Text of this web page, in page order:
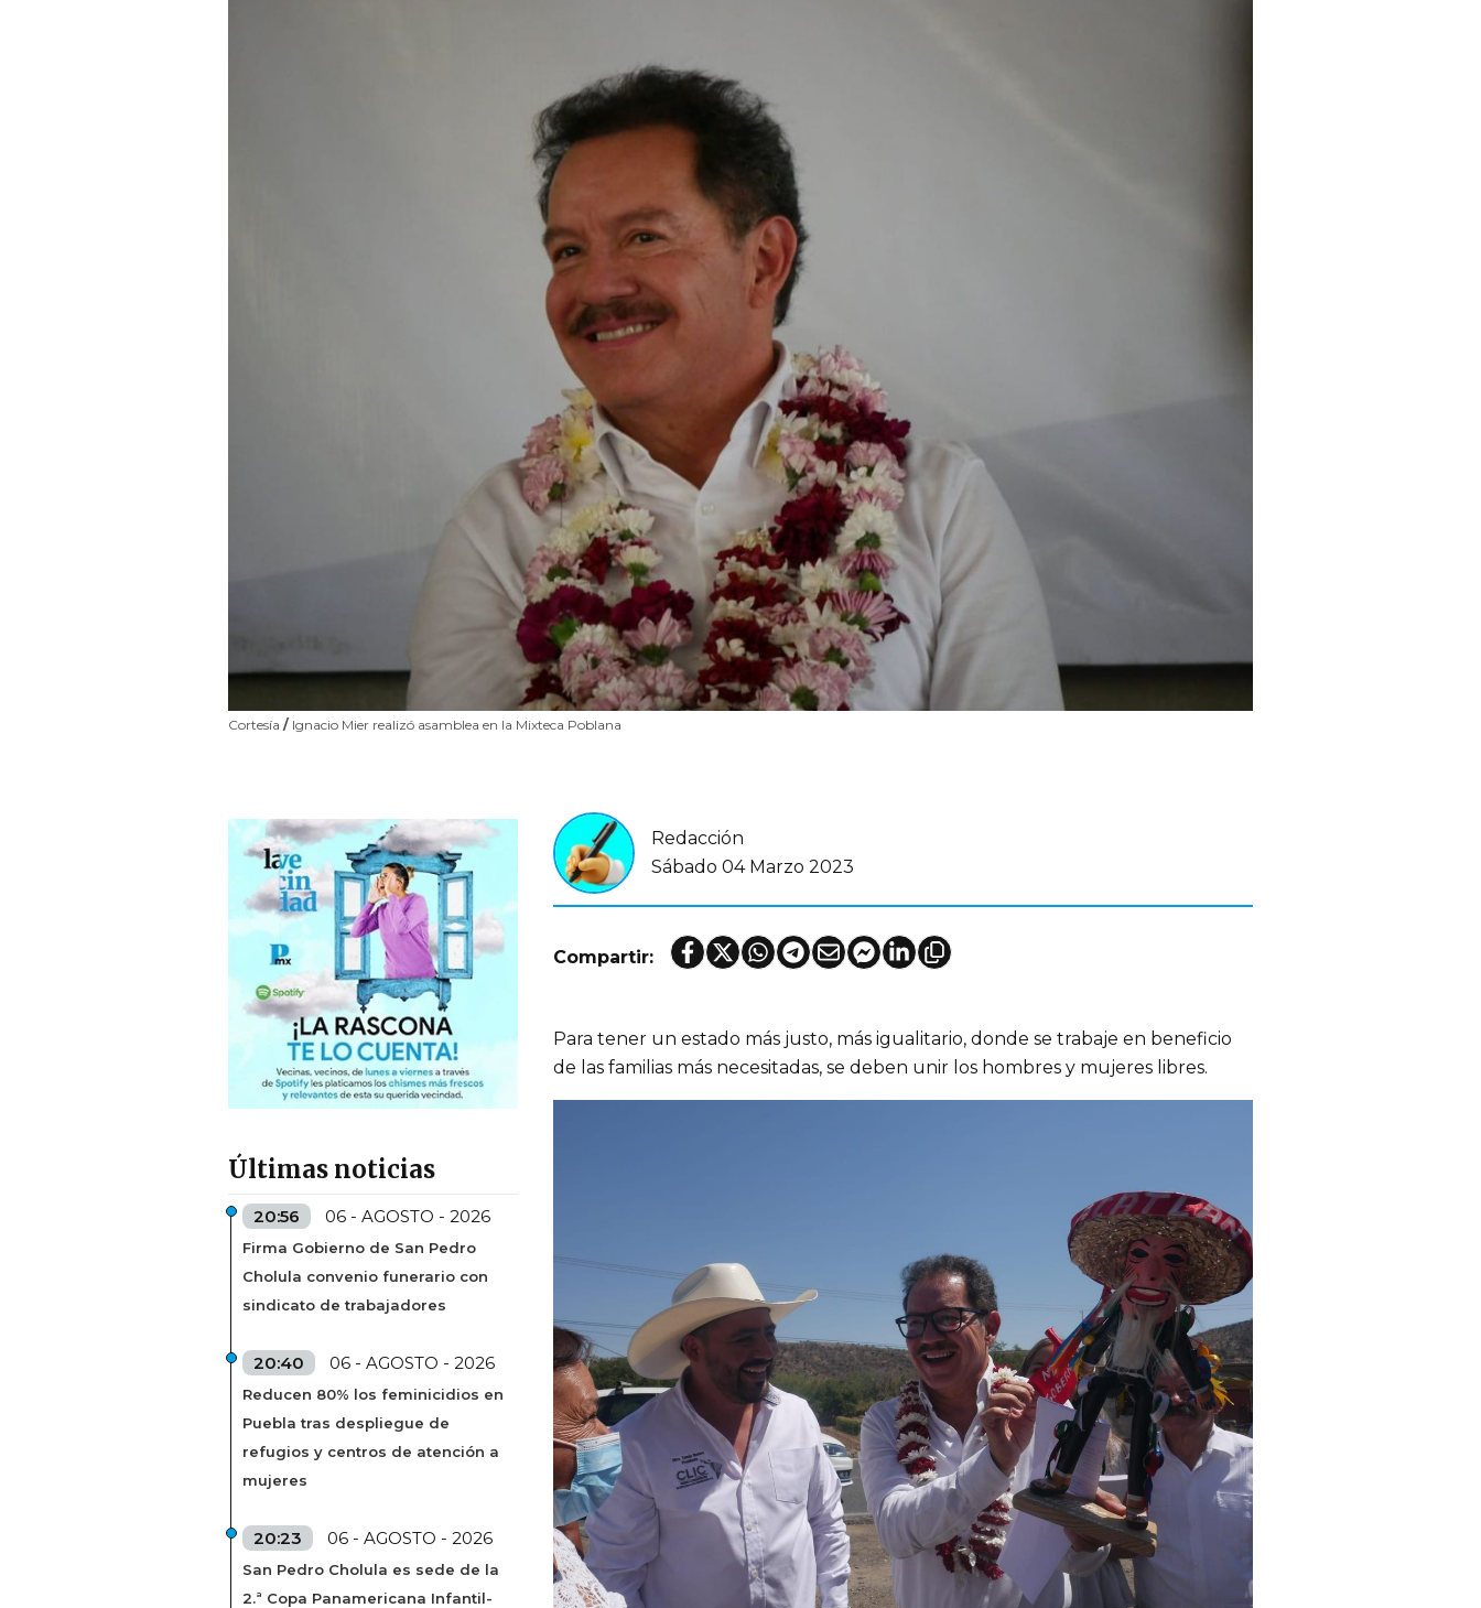
Cortesía / Ignacio Mier realizó asamblea en la Mixteca Poblana
Últimas noticias
20:56 06 - AGOSTO - 2026
Firma Gobierno de San Pedro
Cholula convenio funerario con
sindicato de trabajadores
20:40 06 - AGOSTO - 2026
Reducen 80% los feminicidios en
Puebla tras despliegue de
refugios y centros de atención a
mujeres
20:23 06 - AGOSTO - 2026
San Pedro Cholula es sede de la
2.ª Copa Panamericana Infantil-
Redacción
Sábado 04 Marzo 2023
Compartir:
Para tener un estado más justo, más igualitario, donde se trabaje en beneficio
de las familias más necesitadas, se deben unir los hombres y mujeres libres.